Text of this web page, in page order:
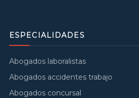
ESPECIALIDADES
Abogados laboralistas
Abogados accidentes trabajo
Abogados concursal